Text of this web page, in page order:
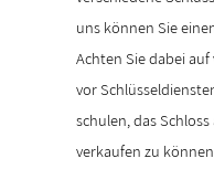
uns können Sie
Achten Sie dabei
vor
schulen, das
verkaufen zu